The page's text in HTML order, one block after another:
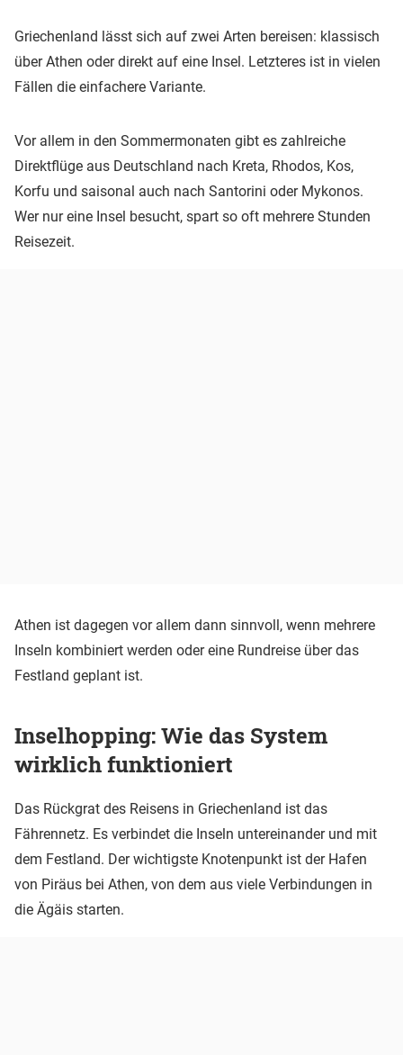
Griechenland lässt sich auf zwei Arten bereisen: klassisch
über Athen oder direkt auf eine Insel. Letzteres ist in vielen
Fällen die einfachere Variante.
Vor allem in den Sommermonaten gibt es zahlreiche
Direktflüge aus Deutschland nach Kreta, Rhodos, Kos,
Korfu und saisonal auch nach Santorini oder Mykonos.
Wer nur eine Insel besucht, spart so oft mehrere Stunden
Reisezeit.
Athen ist dagegen vor allem dann sinnvoll, wenn mehrere
Inseln kombiniert werden oder eine Rundreise über das
Festland geplant ist.
Inselhopping: Wie das System
wirklich funktioniert
Das Rückgrat des Reisens in Griechenland ist das
Fährennetz. Es verbindet die Inseln untereinander und mit
dem Festland. Der wichtigste Knotenpunkt ist der Hafen
von Piräus bei Athen, von dem aus viele Verbindungen in
die Ägäis starten.